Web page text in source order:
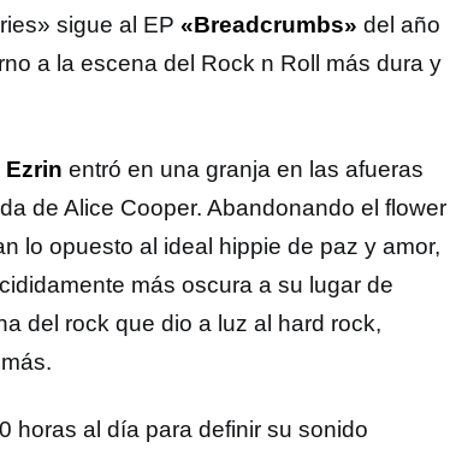
sigue al EP «Breadcrumbs» del año
a la escena del Rock n Roll más dura y
Ezrin entró en una granja en las afueras
de Alice Cooper. Abandonando el flower
lo opuesto al ideal hippie de paz y amor,
más oscura a su lugar de
del rock que dio a luz al hard rock,
horas al día para definir su sonido